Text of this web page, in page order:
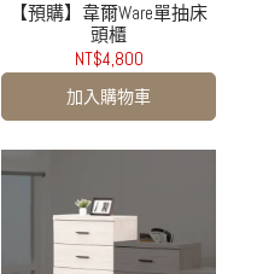
【預購】韋爾Ware單抽床
頭櫃
NT$4,800
加入購物車